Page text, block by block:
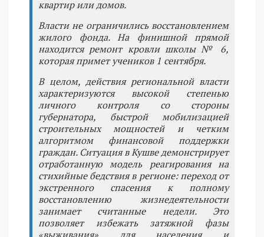
квартир или домов.
Власти не ограничились восстановлением
жилого фонда. На финишной прямой
находится ремонт кровли школы № 6,
которая примет учеников 1 сентября.
В целом, действия региональной власти
характеризуются высокой степенью
личного контроля со стороны
губернатора, быстрой мобилизацией
строительных мощностей и четким
алгоритмом финансовой поддержки
граждан. Ситуация в Кушве демонстрирует
отработанную модель реагирования на
стихийные бедствия в регионе: переход от
экстренного спасения к полному
восстановлению жизнедеятельности
занимает считанные недели. Это
позволяет избежать затяжной фазы